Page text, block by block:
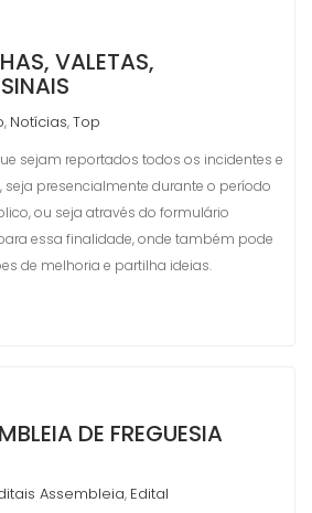
VALETAS,
, Notícias,Top
sejam reportados todos os incidentes e
presencialmente durante o período
ou seja através do formulário
essa finalidade, onde também pode
de melhoria e partilha ideias.
DE FREGUESIA
Assembleia, Edital